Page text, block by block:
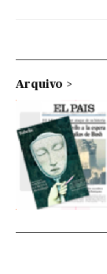
Arquivo